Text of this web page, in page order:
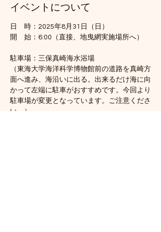
イベントについて
日　時：2025年8月31日（日）
開　始：6:00（直接、地曳網実施場所へ）
駐車場：三保真崎海水浴場
（東海大学海洋科学博物館前の道路を真崎方
面へ進み、海沿いに出る。出来るだけ海に向
かって左端に駐車がおすすめです。今回より
駐車場が変更となっています。ご注意くださ
い。）